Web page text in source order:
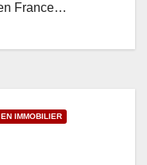
France…
IMMOBILIER